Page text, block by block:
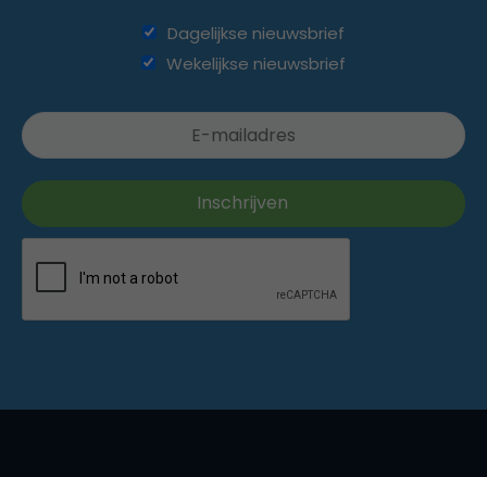
Dagelijkse nieuwsbrief
Wekelijkse nieuwsbrief